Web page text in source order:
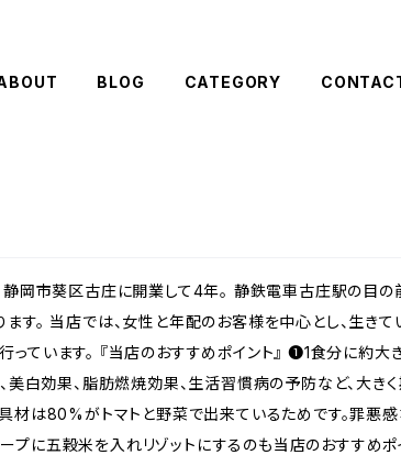
BLOG CATEGORY
静岡市葵区古庄に開業して4年。 静鉄電車古庄駅の目の
す。 当店では、女性と年配のお客様を中心とし、生き
ています。 『当店のおすすめポイント』 ❶1食分に約大
美白効果、脂肪燃焼効果、生活習慣病の予防など、大
具材は80%がトマトと野菜で出来ているためです。罪
に五穀米を入れリゾットにするのも当店のおすすめポ